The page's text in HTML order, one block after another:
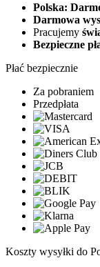
Polska:
Darmowa
Pracujemy
Bezpieczne
Płać bezpiecznie
Za pobraniem
Przedpłata
Koszty wysyłki do